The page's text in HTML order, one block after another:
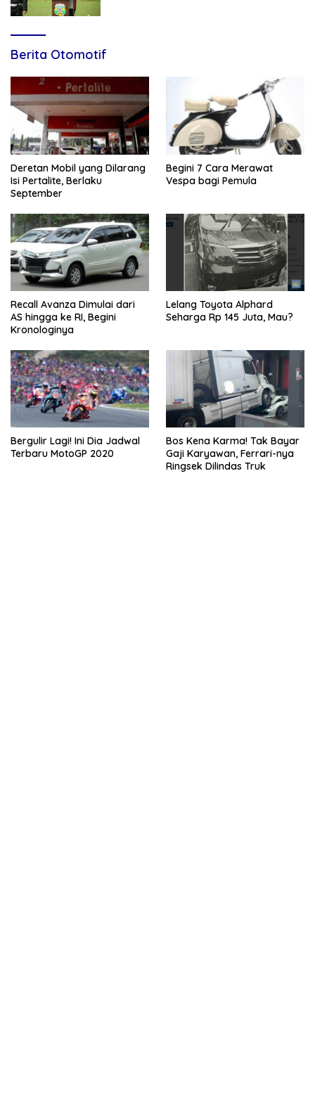
Berita Otomotif
Deretan Mobil yang Dilarang
Isi Pertalite, Berlaku
September
Begini 7 Cara Merawat
Vespa bagi Pemula
Recall Avanza Dimulai dari
AS hingga ke RI, Begini
Kronologinya
Lelang Toyota Alphard
Seharga Rp 145 Juta, Mau?
Bergulir Lagi! Ini Dia Jadwal
Terbaru MotoGP 2020
Bos Kena Karma! Tak Bayar
Gaji Karyawan, Ferrari-nya
Ringsek Dilindas Truk